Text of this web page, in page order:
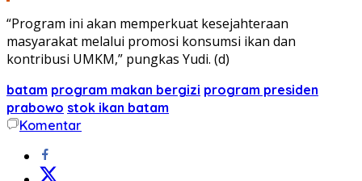
“Program ini akan memperkuat kesejahteraan
masyarakat melalui promosi konsumsi ikan dan
kontribusi UMKM,” pungkas Yudi. (d)
batam program makan bergizi program presiden
prabowo stok ikan batam
Komentar